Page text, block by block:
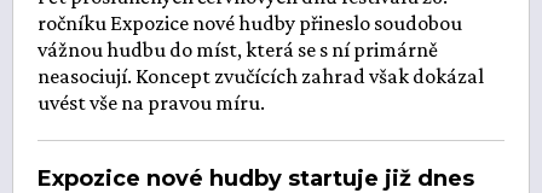
ročníku Expozice nové hudby přineslo soudobou
vážnou hudbu do míst, která se s ní primárně
neasociují. Koncept zvučících zahrad však dokázal
uvést vše na pravou míru.
Expozice nové hudby startuje již dnes